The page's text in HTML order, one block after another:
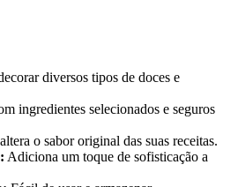
diversos tipos de doces e
ingredientes selecionados e seguros
o sabor original das suas receitas.
Adiciona um toque de sofisticação a